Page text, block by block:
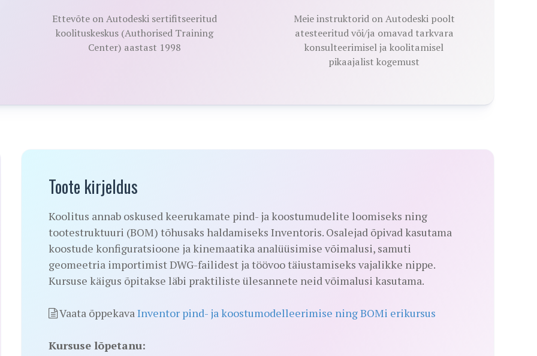
Ettevõte on Autodeski sertifitseeritud
koolituskeskus (Authorised Training
Center) aastast 1998
Meie instruktorid on Autodeski poolt
atesteeritud või/ja omavad tarkvara
konsulteerimisel ja koolitamisel
pikaajalist kogemust
Toote kirjeldus
Koolitus annab oskused keerukamate pind- ja koostumudelite loomiseks ning
tootestruktuuri (BOM) tõhusaks haldamiseks Inventoris. Osalejad õpivad kasutama
koostude konfiguratsioone ja kinemaatika analüüsimise võimalusi, samuti
geomeetria importimist DWG-failidest ja töövoo täiustamiseks vajalikke nippe.
Kursuse käigus õpitakse läbi praktiliste ülesannete neid võimalusi kasutama.
Vaata õppekavaInventor pind- ja koostumodelleerimise ning BOMi erikursus
Kursuse lõpetanu: